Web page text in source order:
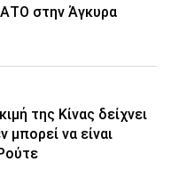
στην Άγκυρα
της Κίνας δείχνει
να είναι